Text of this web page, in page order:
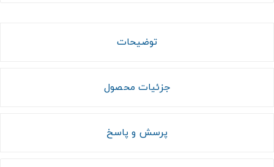
توضیحات
جزئیات محصول
پرسش و پاسخ